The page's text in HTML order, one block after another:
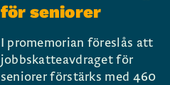
för seniorer
I promemorian föreslås att
jobbskatteavdraget för
seniorer förstärks med 460